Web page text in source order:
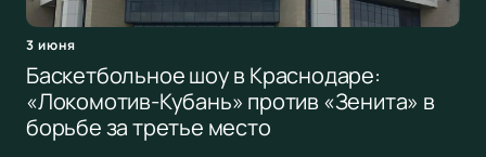
3 июня
Баскетбольное шоу в Краснодаре:
«Локомотив-Кубань» против «Зенита» в
борьбе за третье место